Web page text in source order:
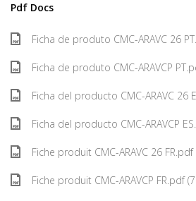
Pdf Docs
Ficha de produto CMC-ARAVC 26
Ficha de produto CMC-ARAVCP
Ficha del producto CMC-ARAVC 26
Ficha del producto CMC-ARAVCP
Fiche produit CMC-ARAVC 26 FR.pdf
Fiche produit CMC-ARAVCP FR.pdf